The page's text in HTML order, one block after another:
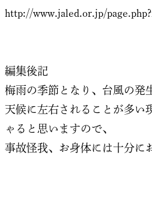
http://www.jaled.or.jp/
編集後記
梅雨の季節となり、台風の発
天候に左右されることが多い
ゃると思いますので、
事故怪我、お身体には十分に